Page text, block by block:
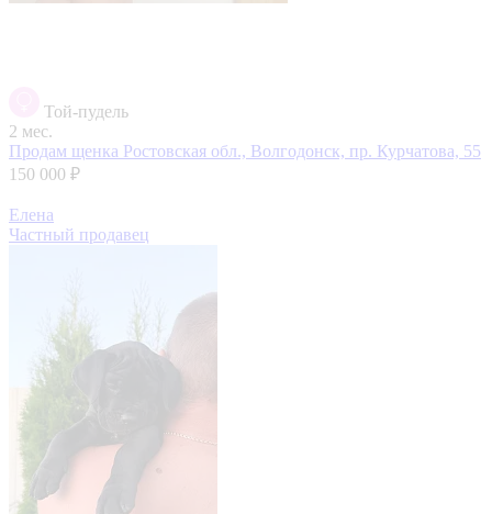
Той-пудель
2 мес.
Продам щенка Ростовская обл., Волгодонск, пр. Курчатова, 55
150 000 ₽
Елена
Частный продавец